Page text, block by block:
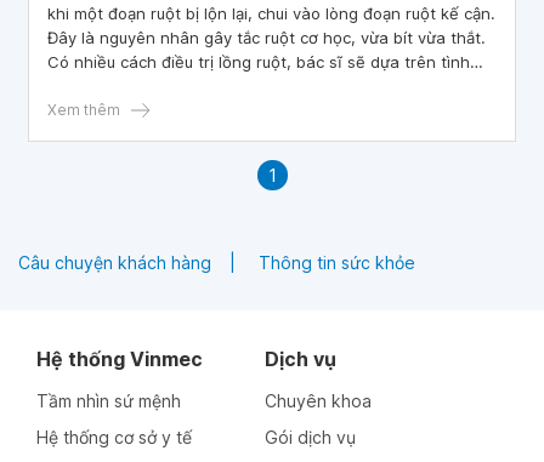
khi một đoạn ruột bị lộn lại, chui vào lòng đoạn ruột kế cận.
Đây là nguyên nhân gây tắc ruột cơ học, vừa bít vừa thắt.
Có nhiều cách điều trị lồng ruột, bác sĩ sẽ dựa trên tình
Xem thêm
1
Câu chuyện khách hàng Thông tin sức khỏe
Hệ thống Vinmec
Tầm nhìn sứ mệnh
Hệ thống cơ sở y tế
Dịch vụ
Chuyên khoa
Gói dịch vụ